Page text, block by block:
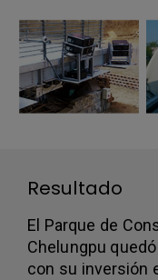
Resultado
El Parque de
Chelungpu
con su inversión